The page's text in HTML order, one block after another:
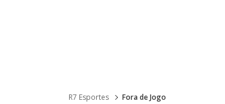
R7 Esportes Fora de Jogo